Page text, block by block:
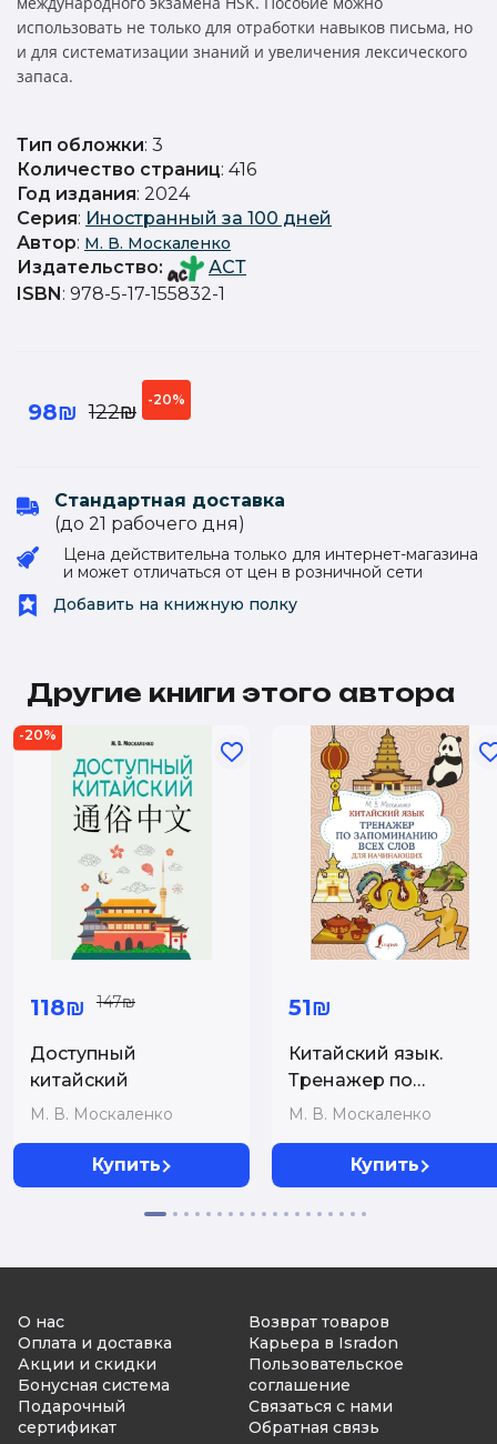
использовать не только для отработки навыков письма, но
и для систематизации знаний и увеличения лексического
запаса.
Тип обложки: 3
Количество страниц: 416
Год издания: 2024
Серия: Иностранный за 100 дней
Автор: М. В. Москаленко
Издательство:
АСТ
ISBN: 978-5-17-155832-1
98₪ 122₪
-20%
Стандартная доставка
(до 21 рабочего дня)
Цена действительна только для интернет-магазина
и может отличаться от цен в розничной сети
Добавить на книжную полку
Другие книги этого автора
-20%
118₪ 147₪
Доступный
китайский
М. В. Москаленко
Купить
51₪
Китайский язык.
Тренажер по
запоминанию всех
начинающих
М. В. Москаленко
Купить
О нас
Оплата и доставка
Акции и скидки
Бонусная система
Подарочный
сертификат
Возврат товаров
Карьера в Isradon
Пользовательское
соглашение
Связаться с нами
Обратная связь